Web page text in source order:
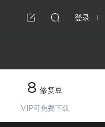
登录
8 修复豆
VIP可免费下载